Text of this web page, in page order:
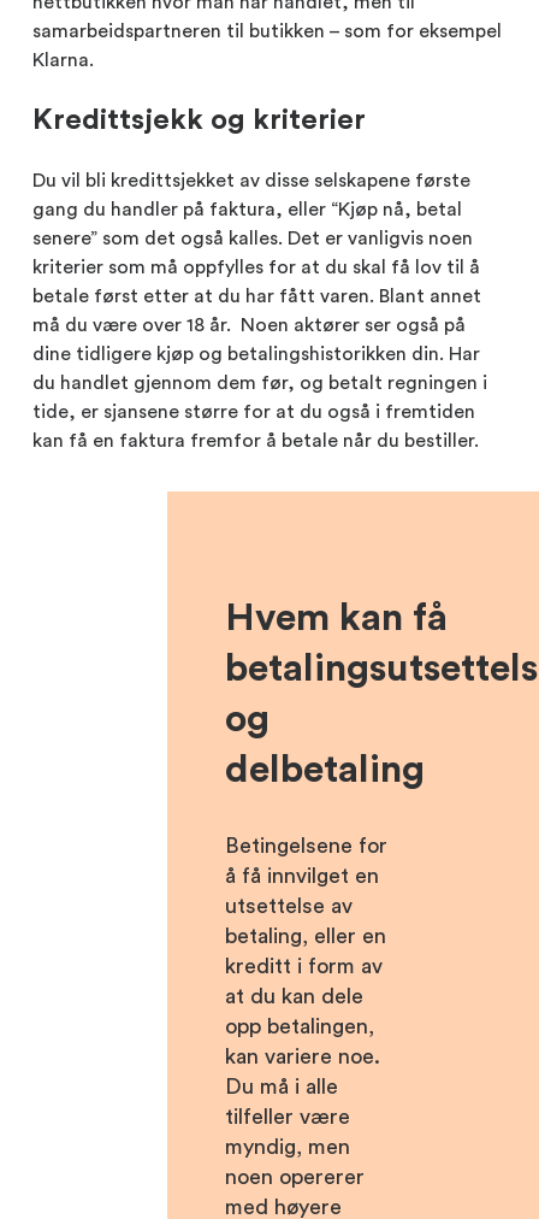
samarbeidspartneren til butikken – som for eksempel
Klarna.
Kredittsjekk og kriterier
Du vil bli kredittsjekket av disse selskapene første
gang du handler på faktura, eller “Kjøp nå, betal
senere” som det også kalles. Det er vanligvis noen
kriterier som må oppfylles for at du skal få lov til å
betale først etter at du har fått varen. Blant annet
må du være over 18 år. Noen aktører ser også på
dine tidligere kjøp og betalingshistorikken din. Har
du handlet gjennom dem før, og betalt regningen i
tide, er sjansene større for at du også i fremtiden
kan få en faktura fremfor å betale når du bestiller.
Hvem kan få
og
delbetaling
Betingelsene for
å få innvilget en
utsettelse av
betaling, eller en
kreditt i form av
at du kan dele
opp betalingen,
kan variere noe.
Du må i alle
tilfeller være
myndig, men
noen opererer
med høyere